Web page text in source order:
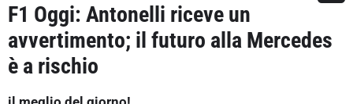
F1 Oggi: Antonelli riceve un
avvertimento; il futuro alla Mercedes
è a rischio